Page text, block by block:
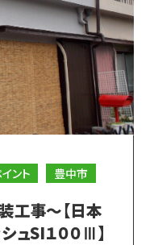
ント 豊中市
工事～【日本
SI１００Ⅲ】